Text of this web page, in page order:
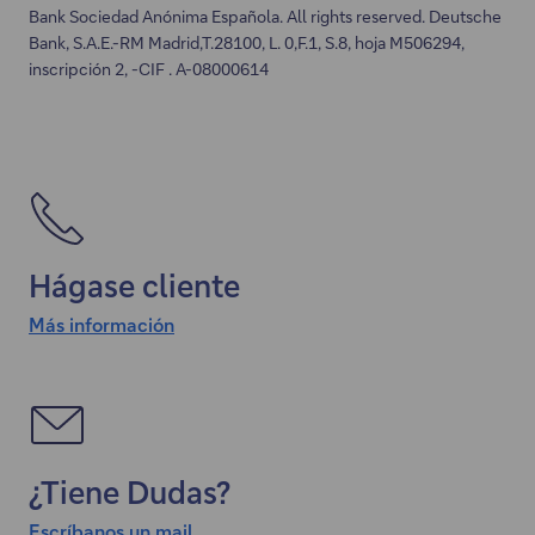
Bank Sociedad Anónima Española. All rights reserved. Deutsche
Bank, S.A.E.-RM Madrid,T.28100, L. 0,F.1, S.8, hoja M506294,
inscripción 2, -CIF . A-08000614
Hágase cliente
Más información
¿Tiene Dudas?